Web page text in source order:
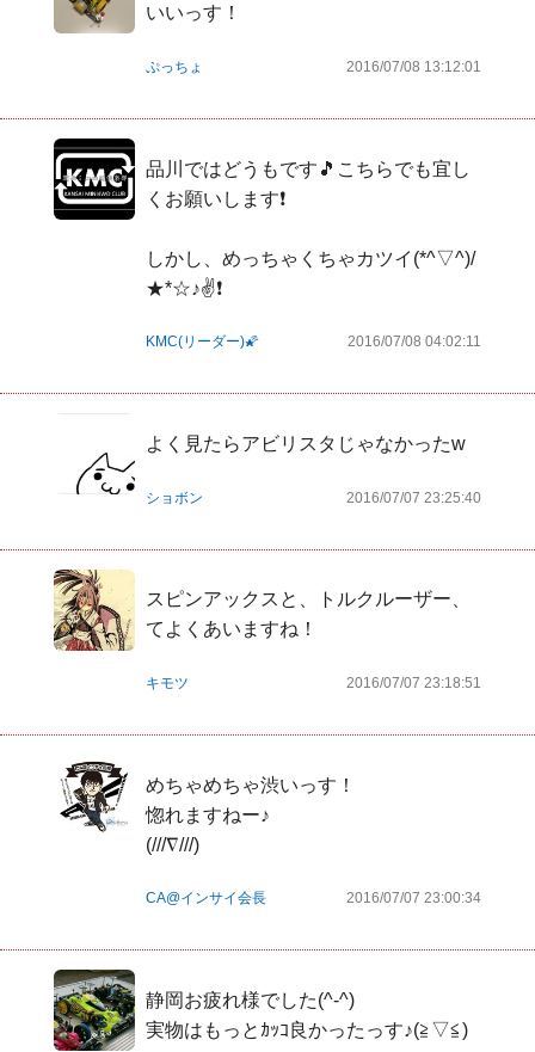
いいっす！
ぷっちょ 2016/07/08 13:12:01
品川ではどうもです🎵こちらでも宜し
くお願いします❗
しかし、めっちゃくちゃカツイ(*^▽^)/
★*☆♪✌❗
KMC(リーダー)🌠 2016/07/08 04:02:11
よく見たらアビリスタじゃなかったw
ショボン 2016/07/07 23:25:40
スピンアックスと、トルクルーザー、
てよくあいますね！
キモツ 2016/07/07 23:18:51
めちゃめちゃ渋いっす！
惚れますねー♪
(///∇///)
CA@インサイ会長 2016/07/07 23:00:34
静岡お疲れ様でした(^-^)
実物はもっとｶｯｺ良かったっす♪(≧▽≦)